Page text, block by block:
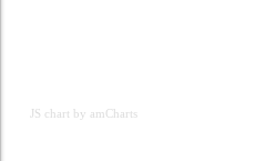
JS chart by amCharts